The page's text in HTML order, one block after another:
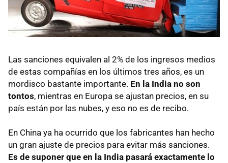
Las sanciones equivalen al 2% de los ingresos medios
de estas compañías en los últimos tres años, es un
mordisco bastante importante. En la India no son
tontos, mientras en Europa se ajustan precios, en su
país están por las nubes, y eso no es de recibo.
En China ya ha ocurrido que los fabricantes han hecho
un gran ajuste de precios para evitar más sanciones.
Es de suponer que en la India pasará exactamente lo